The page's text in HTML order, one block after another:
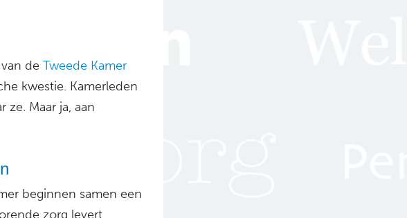
de Tweede Kamer
kwestie. Kamerleden
ze. Maar ja, aan
beginnen samen een
zorg levert.